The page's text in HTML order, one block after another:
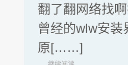
翻了翻网络找
曾经的wlw安装
原[……]